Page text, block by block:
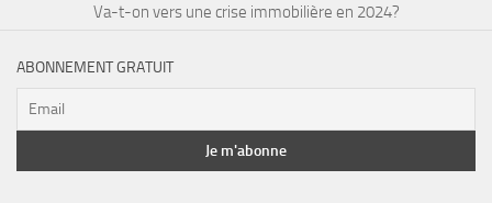
Va-t-on vers une crise immobilière en 2024?
ABONNEMENT GRATUIT